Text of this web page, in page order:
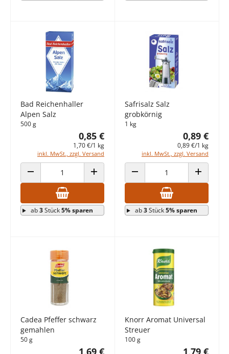
Bad Reichenhaller
Alpen Salz
500 g
0,85 €
1,70 €/1 kg
inkl. MwSt., zzgl. Versand
ANZAHL VERRINGERN ANZAHL ERHÖHEN
ab3Stück5% sparen
Safrisalz Salz
grobkörnig
1 kg
0,89 €
0,89 €/1 kg
inkl. MwSt., zzgl. Versand
ANZAHL VERRINGERN ANZAHL
ab3Stück5% sparen
Cadea Pfeffer schwarz
gemahlen
50 g
1,69 €
Knorr Aromat Universal
Streuer
100 g
1,79 €